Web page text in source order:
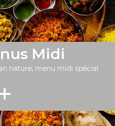
Midi
nature, menu midi spécial